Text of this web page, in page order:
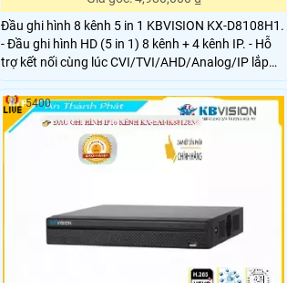
Đầu ghi hình 8 kênh 5 in 1 KBVISION KX-D8108H1.
- Đầu ghi hình HD (5 in 1) 8 kênh + 4 kênh IP. - Hỗ
trợ kết nối cùng lúc CVI/TVI/AHD/Analog/IP lắp
đầu ghi hình camera Dahua tại An Thành phát giá
rẻ chất lượng tốt
5400